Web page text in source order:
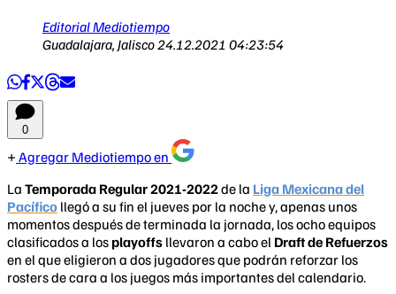
Editorial Mediotiempo
Guadalajara, Jalisco24.12.2021 04:23:54
0
Agregar Mediotiempo en
La Temporada Regular 2021-2022de la Liga Mexicana del
Pacífico llegó a su fin el jueves por la noche y, apenas unos
momentos después de terminada la jornada, los ocho equipos
clasificados a los playoffs llevaron a cabo el Draft de Refuerzos
en el que eligieron a dos jugadores que podrán reforzar los
rosters de cara a los juegos más importantes del calendario.